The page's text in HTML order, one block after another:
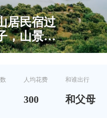
居民宿过
，山景露
架下烧烤
人均花费
300
和谁出行
和父母